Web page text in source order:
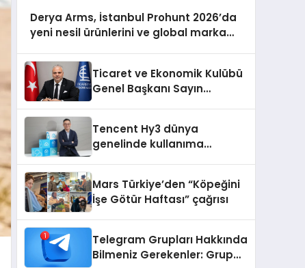
Derya Arms, İstanbul Prohunt 2026’da
yeni nesil ürünlerini ve global marka
Ticaret ve Ekonomik Kulübü
Genel Başkanı Sayın
şunları kaydetti:
Tencent Hy3 dünya
genelinde kullanıma
Mars Türkiye’den “Köpeğini
İşe Götür Haftası” çağrısı
Telegram Grupları Hakkında
Bilmeniz Gerekenler: Grup